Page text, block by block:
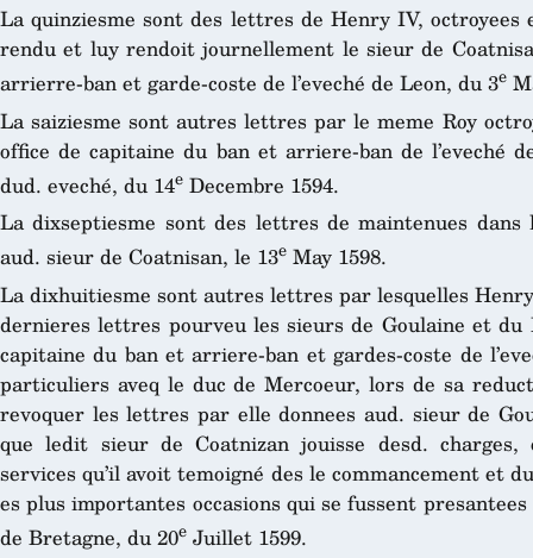
La quinziesme sont des lettres de Henry IV, octroyees
rendu et luy rendoit journellement le sieur de
arrierre-ban et garde-coste de l’eveché de Leon, du 3e
La saiziesme sont autres lettres par le meme Roy
office de capitaine du ban et arriere-ban de l’eveché
dud. eveché, du 14e Decembre 1594.
La dixseptiesme sont des lettres de maintenues dans
aud. sieur de Coatnisan, le 13e May 1598.
La dixhuitiesme sont autres lettres par lesquelles
dernieres lettres pourveu les sieurs de Goulaine et du
capitaine du ban et arriere-ban et gardes-coste de
particuliers aveq le duc de Mercoeur, lors de sa
revoquer les lettres par elle donnees aud. sieur de
que ledit sieur de Coatnizan jouisse desd.
services qu’il avoit temoigné des le commancement et
es plus importantes occasions qui se fussent
de Bretagne, du 20e Juillet 1599.